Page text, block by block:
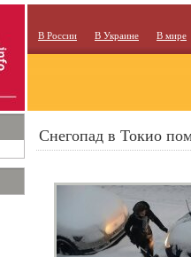
В России В Украине В мире
Снегопад в Токио